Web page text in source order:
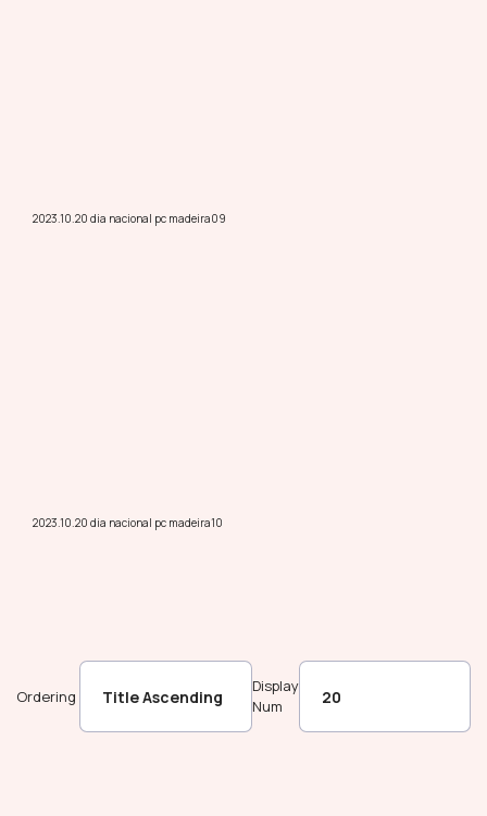
2023.10.20 dia nacional pc madeira09
2023.10.20 dia nacional pc madeira10
Ordering
Display
Num